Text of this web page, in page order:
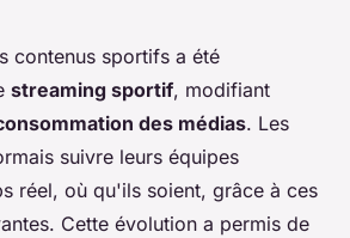
contenus sportifs a été
streaming sportif, modifiant
des médias. Les
suivre leurs équipes
réel, où qu'ils soient, grâce à ces
Cette évolution a permis de